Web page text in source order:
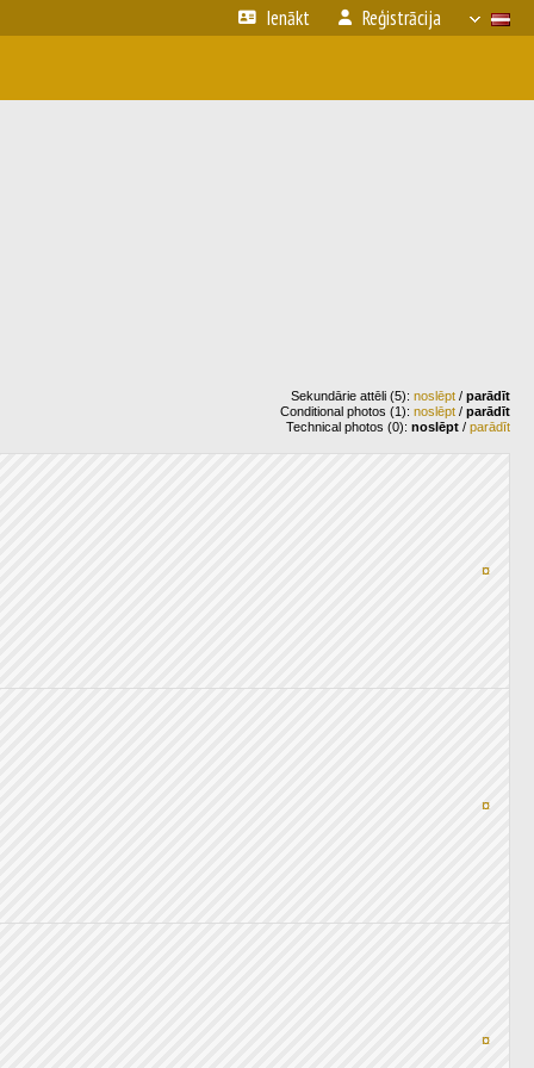
Ienākt Reģistrācija
Sekundārie attēli (5): noslēpt / parādīt
Conditional photos (1): noslēpt / parādīt
Technical photos (0): noslēpt / parādīt
¤
¤
¤